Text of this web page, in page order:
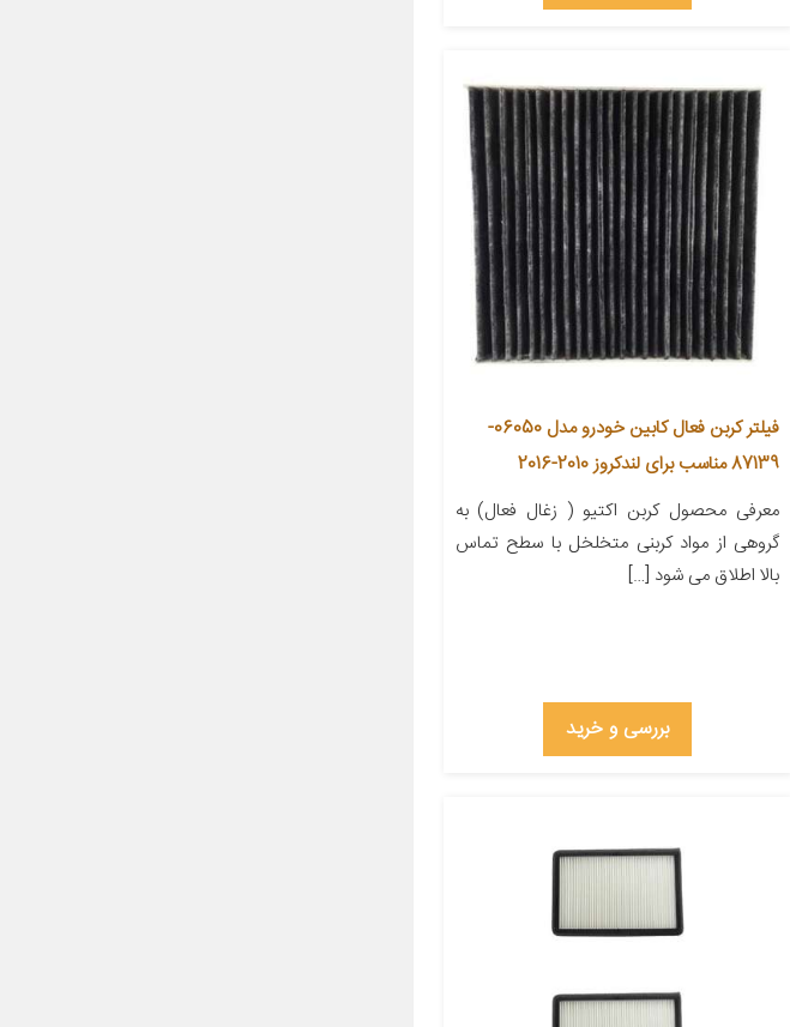
فیلتر کربن فعال کابین خودرو مدل 06050-
87139 مناسب برای لندکروز 2010-2016
معرفی محصول کربن اکتیو ( زغال فعال) به
گروهی از مواد کربنی متخلخل با سطح تماس
بالا اطلاق می شود […]
بررسی و خرید